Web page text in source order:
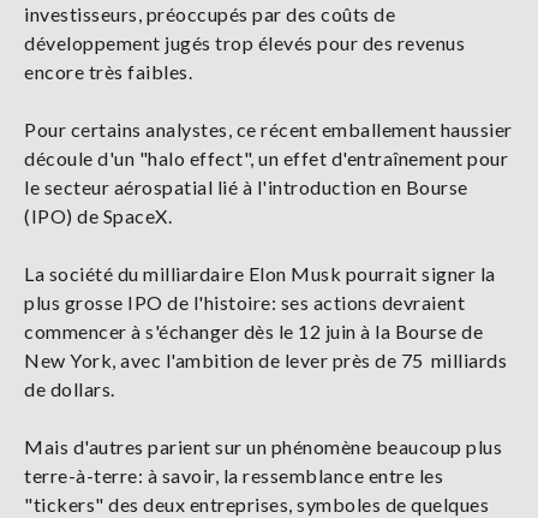
investisseurs, préoccupés par des coûts de
développement jugés trop élevés pour des revenus
encore très faibles.
Pour certains analystes, ce récent emballement haussier
découle d'un "halo effect", un effet d'entraînement pour
le secteur aérospatial lié à l'introduction en Bourse
(IPO) de SpaceX.
La société du milliardaire Elon Musk pourrait signer la
plus grosse IPO de l'histoire: ses actions devraient
commencer à s'échanger dès le 12 juin à la Bourse de
New York, avec l'ambition de lever près de 75 milliards
de dollars.
Mais d'autres parient sur un phénomène beaucoup plus
terre-à-terre: à savoir, la ressemblance entre les
"tickers" des deux entreprises, symboles de quelques